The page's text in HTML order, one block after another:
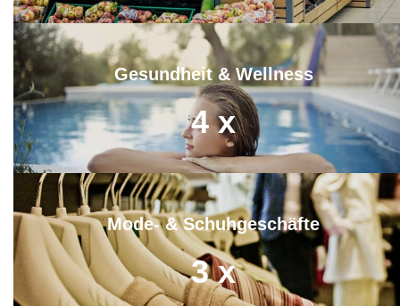
Gesundheit & Wellness
4 x
Mode- & Schuhgeschäfte
3 x